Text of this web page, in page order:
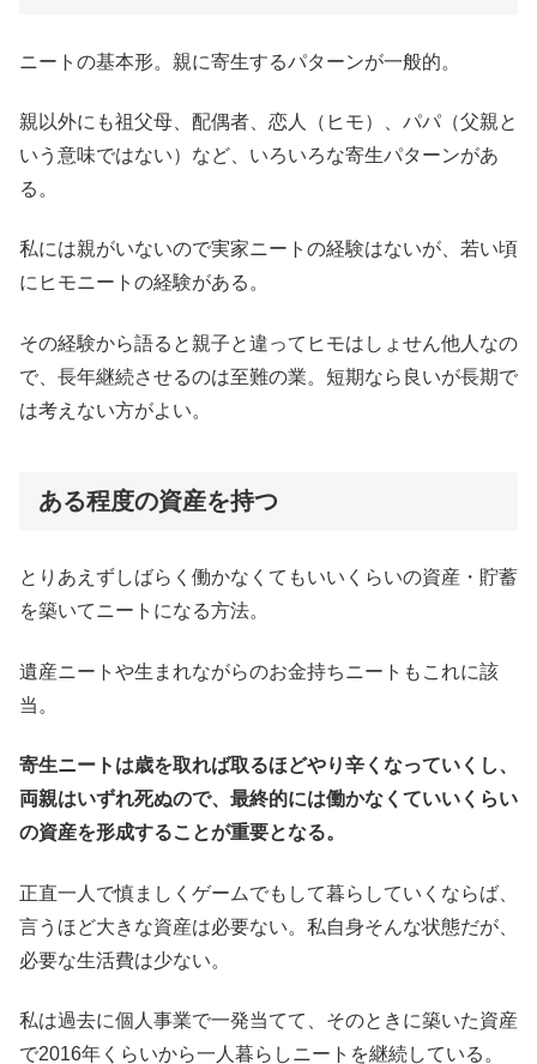
ニートの基本形。親に寄生するパターンが一般的。
親以外にも祖父母、配偶者、恋人（ヒモ）、パパ（父親と
いう意味ではない）など、いろいろな寄生パターンがあ
る。
私には親がいないので実家ニートの経験はないが、若い頃
にヒモニートの経験がある。
その経験から語ると親子と違ってヒモはしょせん他人なの
で、長年継続させるのは至難の業。短期なら良いが長期で
は考えない方がよい。
ある程度の資産を持つ
とりあえずしばらく働かなくてもいいくらいの資産・貯蓄
を築いてニートになる方法。
遺産ニートや生まれながらのお金持ちニートもこれに該
当。
寄生ニートは歳を取れば取るほどやり辛くなっていくし、
両親はいずれ死ぬので、最終的には働かなくていいくらい
の資産を形成することが重要となる。
正直一人で慎ましくゲームでもして暮らしていくならば、
言うほど大きな資産は必要ない。私自身そんな状態だが、
必要な生活費は少ない。
私は過去に個人事業で一発当てて、そのときに築いた資産
で2016年くらいから一人暮らしニートを継続している。